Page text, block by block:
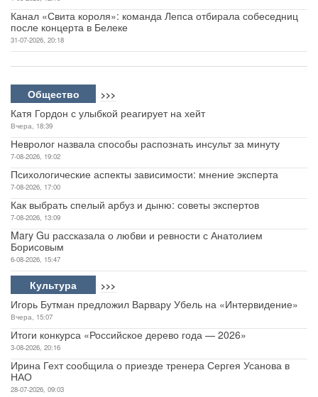
Канал «Свита короля»: команда Лепса отбирала собеседниц
после концерта в Белеке
31-07-2026, 20:18
Общество >>>
Катя Гордон с улыбкой реагирует на хейт
Вчера, 18:39
Невролог назвала способы распознать инсульт за минуту
7-08-2026, 19:02
Психологические аспекты зависимости: мнение эксперта
7-08-2026, 17:00
Как выбрать спелый арбуз и дыню: советы экспертов
7-08-2026, 13:09
Mary Gu рассказала о любви и ревности с Анатолием
Борисовым
6-08-2026, 15:47
Культура >>>
Игорь Бутман предложил Варвару Убель на «Интервидение»
Вчера, 15:07
Итоги конкурса «Российское дерево года — 2026»
3-08-2026, 20:16
Ирина Гехт сообщила о приезде тренера Сергея Усанова в
НАО
28-07-2026, 09:03